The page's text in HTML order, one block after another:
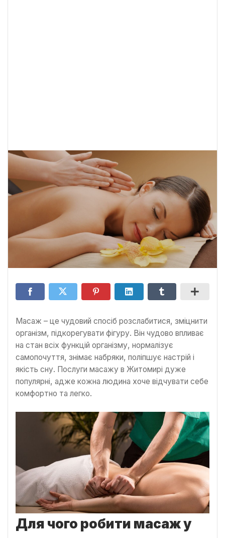
Масаж – це чудовий спосіб розслабитися, зміцнити
організм, підкорегувати фігуру. Він чудово впливає
на стан всіх функцій організму, нормалізує
самопочуття, знімає набряки, поліпшує настрій і
якість сну. Послуги масажу в Житомирі дуже
популярні, адже кожна людина хоче відчувати себе
комфортно та легко.
Для чого робити масаж у